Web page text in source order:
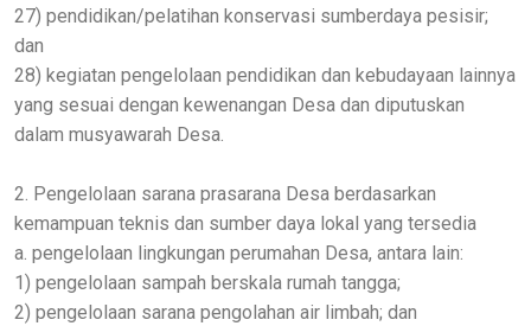
27) pendidikan/pelatihan konservasi sumberdaya pesisir;
dan
28) kegiatan pengelolaan pendidikan dan kebudayaan lainnya
yang sesuai dengan kewenangan Desa dan diputuskan
dalam musyawarah Desa.
2. Pengelolaan sarana prasarana Desa berdasarkan
kemampuan teknis dan sumber daya lokal yang tersedia
a. pengelolaan lingkungan perumahan Desa, antara lain:
1) pengelolaan sampah berskala rumah tangga;
2) pengelolaan sarana pengolahan air limbah; dan